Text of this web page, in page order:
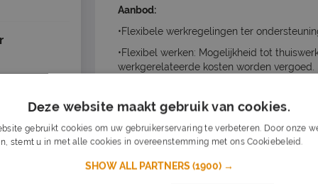
Aanbod:
•Flexibele werkregelingen ter
•Flexibel werken: Mogelijkheid tot
werkgerelateerde kosten worden vergoed.
•Vergoeding op basis van een vast
kwaliteit en complexiteit. Langdurige
•Mogelijkheid om te werken aan
•Diverse en samenwerkende teamomgeving.
Deze website maakt gebruik van cookies.
gebruikt cookies om uw gebruikerservaring te verbeteren. Door onze
stemt u in met alle cookies in overeenstemming met ons Cookiebeleid.
SHOW ALL PARTNERS (1900) →